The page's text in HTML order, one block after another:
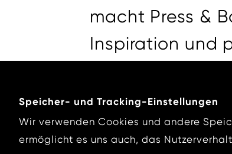
Speicher- und Tracking-Einstellungen
Wir verwenden Cookies und andere
ermöglicht es uns auch, das
macht Press &
Inspiration und